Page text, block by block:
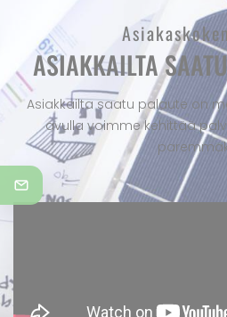
ASIAKKAILTA
Asiakkailta saatu palaute on
avulla voimme kehittää